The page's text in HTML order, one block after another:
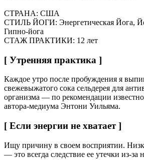
СТРАНА: США
СТИЛЬ ЙОГИ: Энергетическая Йога,
Гипно-йога
СТАЖ ПРАКТИКИ: 12 лет
[ Утренняя практика ]
Каждое утро после пробуждения я
свежевыжатого сока сельдерея для
организма — по рекомендации
автора-медиума Энтони Уильяма.
[ Если энергии не хватает ]
Ищу причину в своем восприятии.
— это всегда следствие ее утечки из-за